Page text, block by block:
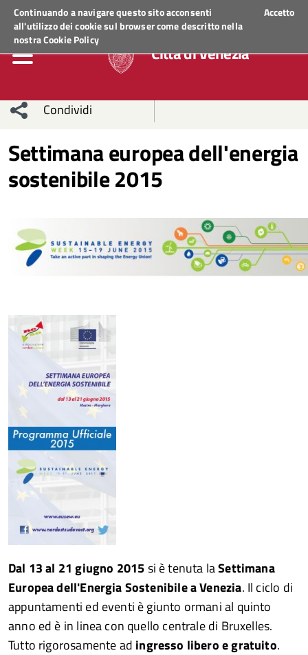
Continuando a navigare questo sito acconsenti
all'utilizzo dei cookie sul browser come descritto nella
nostraCookie Policy
Accetto
Regione Veneto ACCEDI AI SERVIZI
Città di Venezia
Condividi
sui social
Condividi
Condividi
su
Facebook
Condividi
su
Twitter
Condividi
su
Facebook
Condividi
su
Settimana europea dell'energia
sostenibile 2015
Dal 13 al 21 giugno 2015si è tenuta laSettimana
Europea dell'Energia Sostenibile a Venezia. Il ciclo di
appuntamenti ed eventi è giunto ormani al quinto
anno ed è in linea con quello centrale di Bruxelles.
Tutto rigorosamente ad ingresso libero e gratuito.